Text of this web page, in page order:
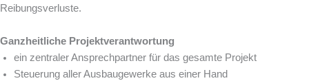
Reibungsverluste.
Ganzheitliche Projektverantwortung
ein zentraler Ansprechpartner für das gesamte Projekt
Steuerung aller Ausbaugewerke aus einer Hand